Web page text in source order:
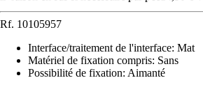
Rf. 10105957
Interface/traitement de l'interface: Mat
Matériel de fixation compris: Sans
Possibilité de fixation: Aimanté